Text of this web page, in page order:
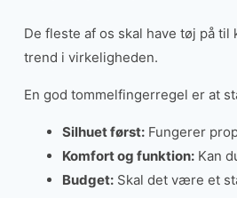
De fleste af os skal have tøj på
trend i virkeligheden.
En god tommelfingerregel er at
Silhuet først:Fungerer
Komfort og funktion:Kan
Budget:Skal det være et